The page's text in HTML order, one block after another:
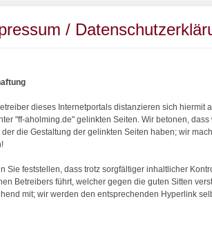
/
dieses Internetportals distanzieren sich hiermit
"ff-aholming.de" gelinkten Seiten. Wir betonen,
der die Gestaltung der gelinkten Seiten haben; wir
Sie feststellen, dass trotz sorgfältiger inhaltlicher
Betreibers führt, welcher gegen die guten Sitten
mit; wir werden den entsprechenden Hyperlink